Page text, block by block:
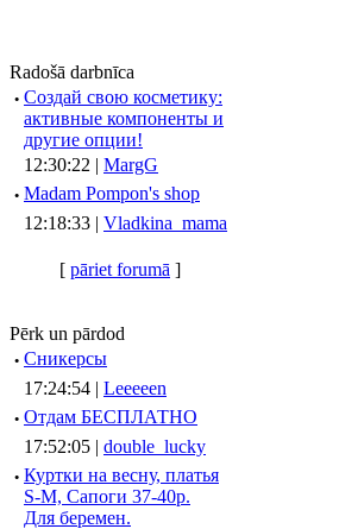
Radošā darbnīca
· Создай свою косметику:
активные компоненты и
другие опции!
12:30:22 | MargG
· Madam Pompon's shop
12:18:33 | Vladkina_mama
[ pāriet forumā ]
Pērk un pārdod
· Сникерсы
17:24:54 | Leeeeen
· Отдам БЕСПЛАТНО
17:52:05 | double_lucky
· Куртки на весну, платья
S-M, Сапоги 37-40р.
Для беремен.